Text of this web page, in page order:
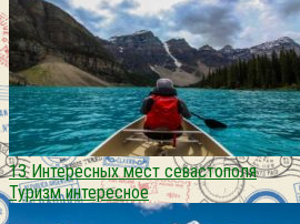
13 Интересных мест севастополя
Туризм интересное